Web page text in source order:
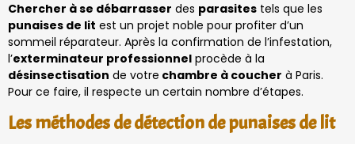
Chercher à se débarrasser des parasites tels que les
punaises de lit est un projet noble pour profiter d’un
sommeil réparateur. Après la confirmation de l’infestation,
l’exterminateur professionnel procède à la
désinsectisation de votre chambre à coucher à Paris.
Pour ce faire, il respecte un certain nombre d’étapes.
Les méthodes de détection de punaises de lit